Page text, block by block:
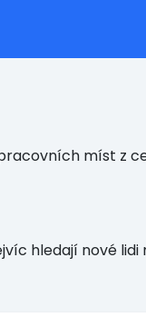
míst z
hledají nové lidi